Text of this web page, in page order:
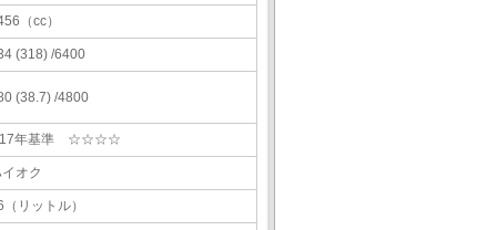
（cc）
(318) /6400
(38.7) /4800
年基準 ☆☆☆☆
オク
（リットル）